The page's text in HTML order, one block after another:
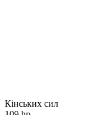
Кінських сил